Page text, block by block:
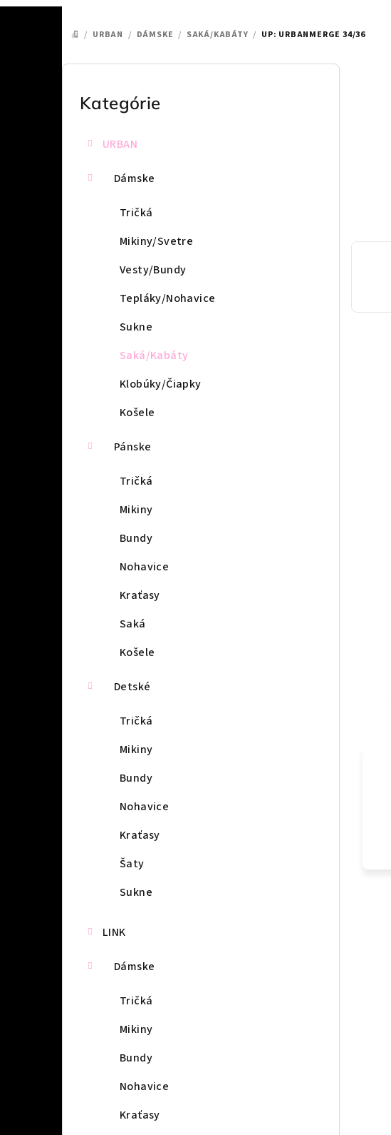
DOMOV
/ URBAN / DÁMSKE / SAKÁ/KABÁTY / UP: URBANMERGE 34/36
B
Preskočiť
kategórie
Kategórie
URBAN
Dámske
Tričká
Mikiny/Svetre
Vesty/Bundy
Tepláky/Nohavice
Sukne
Saká/Kabáty
Klobúky/Čiapky
Košele
Pánske
Tričká
Mikiny
Bundy
Nohavice
Kraťasy
Saká
Košele
Detské
Tričká
Mikiny
Bundy
Nohavice
Kraťasy
Šaty
Sukne
LINK
Dámske
Tričká
Mikiny
Bundy
Nohavice
Kraťasy